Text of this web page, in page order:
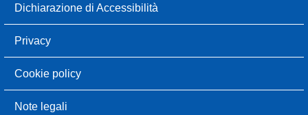
Dichiarazione di Accessibilità
Privacy
Cookie policy
Note legali